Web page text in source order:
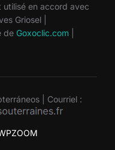
en accord avec
Griosel |
de Goxoclic.com
| Courriel :